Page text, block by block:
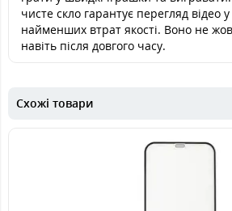
чисте скло гарантує перегляд відео
найменших втрат якості. Воно не
навіть після довгого часу.
Схожі товари